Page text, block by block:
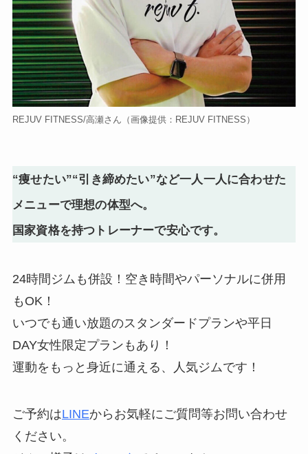
REJUV FITNESS/高瀬さん （画像提供：REJUV FITNESS）
“痩せたい”“引き締めたい”など一人一人に合わせた
メニューで理想の体型へ。
国家資格を持つトレーナーで安心です。
24時間ジムも併設！空き時間やパーソナルに併用
もOK！
いつでも通い放題のスタンダードプランや平日
DAY女性限定プランもあり！
運動をもっと身近に通える、人気ジムです！
ご予約はLINEからお気軽にご質問等お問い合わせ
ください。